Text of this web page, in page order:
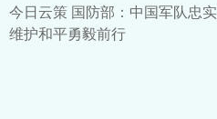
今日云策 国防部：中国军队忠
维护和平勇毅前行